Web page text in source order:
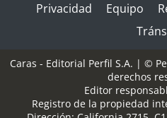
Privacidad
Equipo
Caras - Editorial Perfil S.A. | ©
derechos
Editor
Registro de la propiedad